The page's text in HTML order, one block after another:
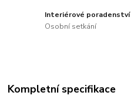
Interiérové poradenství
Osobní setkání
Kompletní specifikace